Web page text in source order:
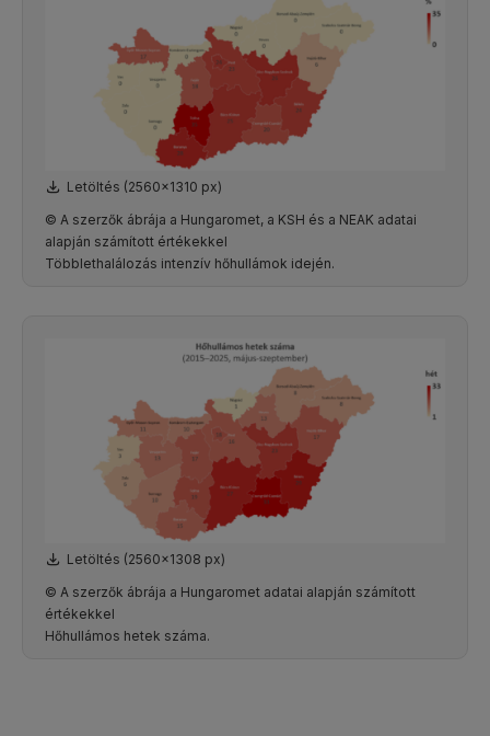
Letöltés (2560x1310 px)
© A szerzők ábrája a Hungaromet, a KSH és a NEAK adatai
alapján számított értékekkel
Többlethalálozás intenzív hőhullámok idején.
Letöltés (2560x1308 px)
© A szerzők ábrája a Hungaromet adatai alapján számított
értékekkel
Hőhullámos hetek száma.